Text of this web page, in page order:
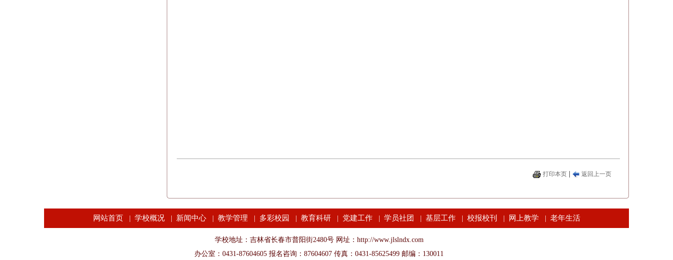
打印本页 返回上一页
网站首页 学校概况 新闻中心 教学管理 多彩校园 教育科研 党建工作 学员社团 基层工作 校报校刊 网上教学 老年生活
学校地址：吉林省长春市普阳街2480号 网址：http://www.jlslndx.com
办公室：0431-87604605 报名咨询：87604607 传真：0431-85625499 邮编：130011